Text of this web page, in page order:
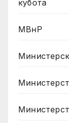
кубота
МВнР